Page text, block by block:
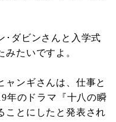
･ダビンさんと入学式
たいですよ。
ャンギさんは、仕事と
年のドラマ『十八の瞬
ことにしたと発表され